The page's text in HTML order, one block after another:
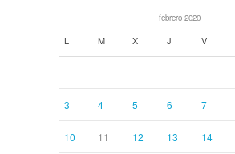
febrero 2020
L M X J V
3 4 5 6 7
10 11 12 13 14